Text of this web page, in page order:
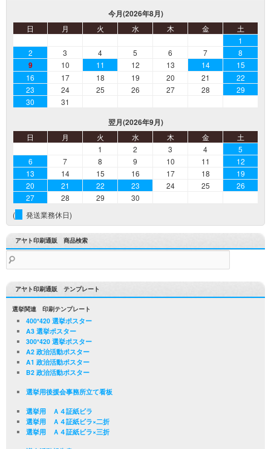
今月(2026年8月)
日 月 火 水 木 金
土
1
2
3 4 5 6 7 8
9 10 11 12 13 14
15
16
17 18 19 20 21
22
23
24 25 26 27 28
29
30
31
翌月(2026年9月)
日 月 火 水 木 金
土
1
2 3 4
5
6
7 8 9 10 11
12
13
14 15 16 17 18
19
20
21 22 23 24 25
26
27
28 29
30
(
発送業務休日)
アヤト印刷通販 商品検索
検
索:
アヤト印刷通販 テンプレート
選挙関連 印刷テンプレート
400*420 選挙ポスター
A3 選挙ポスター
300*420 選挙ポスター
A2 政治活動ポスター
A1 政治活動ポスター
B2 政治活動ポスター
選挙用後援会事務所立て看板
選挙用 Ａ４証紙ビラ
選挙用 Ａ４証紙ビラ×二折
選挙用 Ａ４証紙ビラ×三折